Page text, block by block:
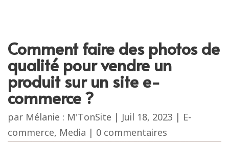
Comment faire des photos de
qualité pour vendre un
produit sur un site e-
commerce ?
par Mélanie : M'TonSite |Juil 18, 2023
E-
commerce, Media 0 commentaires